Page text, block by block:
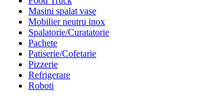
Masini spalat vase
Mobilier neutru inox
Spalatorie/Curatatorie
Pachete
Patiserie/Cofetarie
Pizzerie
Refrigerare
Roboti